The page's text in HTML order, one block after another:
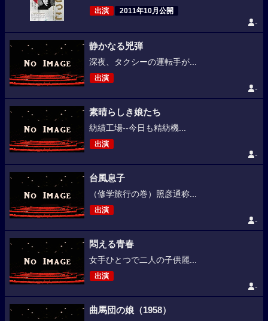
出演 2011年10月公開
-
静かなる兇弾
深夜、タクシーの運転手が...
出演
-
素晴らしき娘たち
紡績工場--今日も精紡機...
出演
-
台風息子
（修学旅行の巻）照彦通称...
出演
-
悶える青春
女手ひとつで二人の子供麗...
出演
-
曲馬団の娘（1958）